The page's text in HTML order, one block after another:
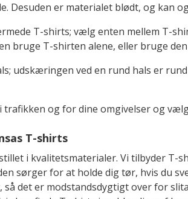
Desuden er materialet blødt, og kan
T-shirts; vælg enten mellem T-
bruge T-shirten alene, eller bruge
udskæringen ved en rund hals er
trafikken og for dine omgivelser og
T-shirts
i kvalitetsmaterialer. Vi tilbyder
sørger for at holde dig tør, hvis du
det er modstandsdygtigt over for